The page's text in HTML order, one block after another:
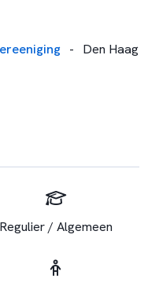
-
Den Haag
Regulier / Algemeen